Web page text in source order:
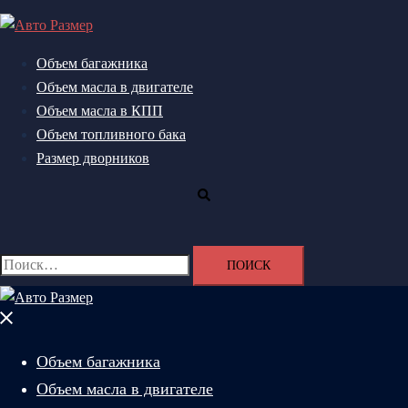
Перейти
содержимому
Объем багажника
Объем масла в двигателе
Объем масла в КПП
Объем топливного бака
Размер дворников
Найти:
Закрыть
Объем багажника
Объем масла в двигателе